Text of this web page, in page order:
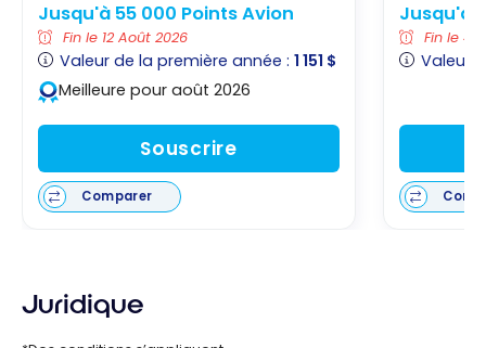
Jusqu'à 55 000 Points Avion
Fin le 12 Août 2026
Valeur de la première année :1 151 $
Meilleure pour août 2026
Souscrire
Comparer
Jusqu'à
Fin le 4
Valeur
Juridique